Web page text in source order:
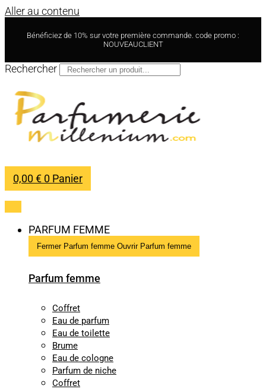
Aller au contenu
Bénéficiez de 10% sur votre première commande. code promo :
NOUVEAUCLIENT
Rechercher
0,00€ 0 Panier
PARFUM FEMME
Fermer Parfum femme Ouvrir Parfum femme
Parfum femme
Coffret
Eau de parfum
Eau de toilette
Brume
Eau de cologne
Parfum de niche
Coffret